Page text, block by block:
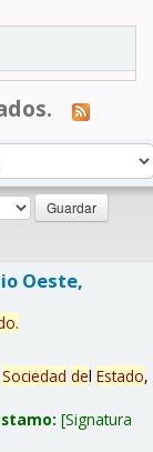
Oeste,
.
Sociedad del Estado,
Signatura